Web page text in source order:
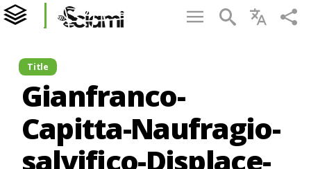
Title
Gianfranco-
Capitta-Naufragio-
salvifico-Displace-